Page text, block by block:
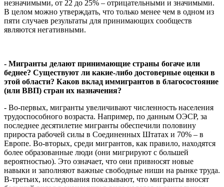
незначимыми, от 22 до 25% – отрицательными и значимыми.
В целом можно утверждать, что только менее чем в одном из
пяти случаев результаты для принимающих сообществ
являются негативными.
- Мигранты делают принимающие страны богаче или
беднее? Существуют ли какие-либо достоверные оценки в
этой области? Каков вклад иммигрантов в благосостояние
(или ВВП) стран их назначения?
- Во-первых, мигранты увеличивают численность населения
трудоспособного возраста. Например, по данным ОЭСР, за
последнее десятилетие мигранты обеспечили половину
прироста рабочей силы в Соединенных Штатах и 70% – в
Европе. Во-вторых, среди мигрантов, как правило, находятся
более образованные люди (они мигрируют с большей
вероятностью). Это означает, что они привносят новые
навыки и заполняют важные свободные ниши на рынке труда.
В-третьих, исследования показывают, что мигранты вносят